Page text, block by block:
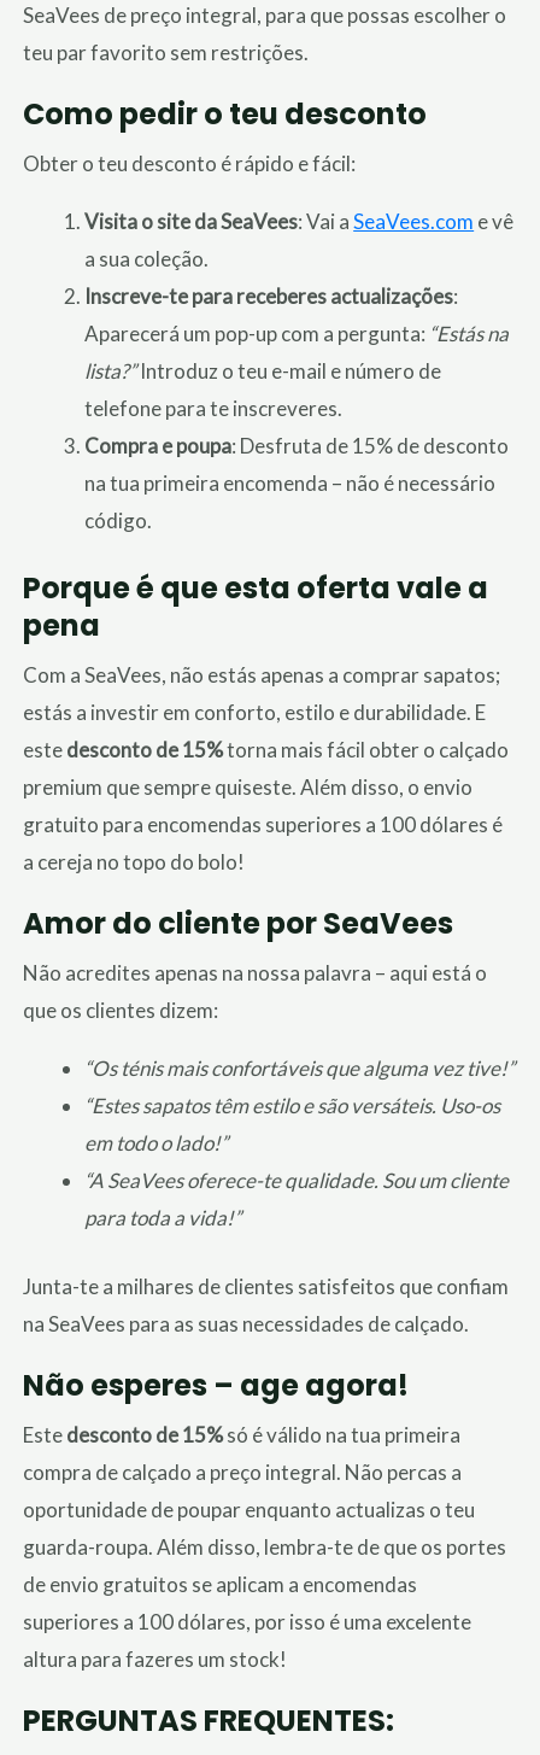
SeaVees de preço integral, para que possas escolher o
teu par favorito sem restrições.
Como pedir o teu desconto
Obter o teu desconto é rápido e fácil:
Visita o site da SeaVees: Vai aSeaVees.com e vê
a sua coleção.
Inscreve-te para receberes actualizações:
Aparecerá um pop-up com a pergunta: “Estás na
lista?”Introduz o teu e-mail e número de
telefone para te inscreveres.
Compra e poupa: Desfruta de 15% de desconto
na tua primeira encomenda – não é necessário
código.
Porque é que esta oferta vale a
pena
Com a SeaVees, não estás apenas a comprar sapatos;
estás a investir em conforto, estilo e durabilidade. E
estedesconto de 15%torna mais fácil obter o calçado
premium que sempre quiseste. Além disso, o envio
gratuito para encomendas superiores a 100 dólares é
a cereja no topo do bolo!
Amor do cliente por SeaVees
Não acredites apenas na nossa palavra – aqui está o
que os clientes dizem:
“Os ténis mais confortáveis que alguma vez tive!”
“Estes sapatos têm estilo e são versáteis. Uso-os
em todo o lado!”
“A SeaVees oferece-te qualidade. Sou um cliente
para toda a vida!”
Junta-te a milhares de clientes satisfeitos que confiam
na SeaVees para as suas necessidades de calçado.
Não esperes – age agora!
Estedesconto de 15%só é válido na tua primeira
compra de calçado a preço integral. Não percas a
oportunidade de poupar enquanto actualizas o teu
guarda-roupa. Além disso, lembra-te de que os portes
de envio gratuitos se aplicam a encomendas
superiores a 100 dólares, por isso é uma excelente
altura para fazeres um stock!
PERGUNTAS FREQUENTES: